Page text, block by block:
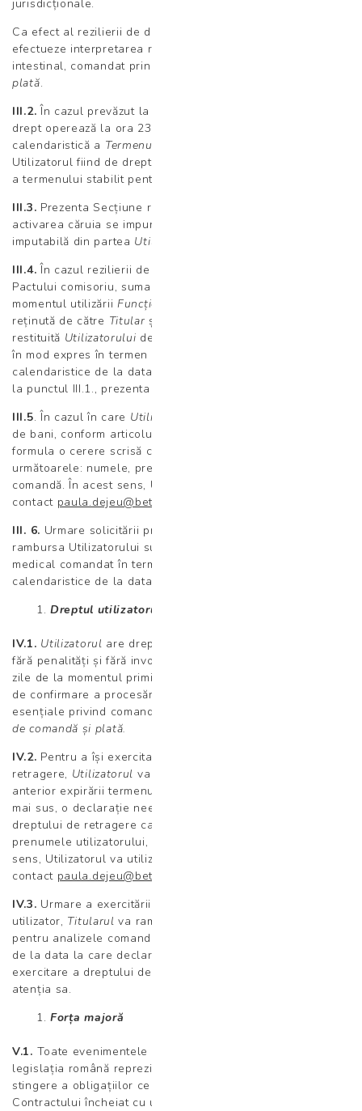
jurisdicționale.
Ca efect al rezilierii de drept, Titularul nu mai este tinut sa
efectueze interpretarea rezultatului analizei de Microbiom
intestinal, comandat prin utilizarea
plată.
III.2. În cazul prevăzut la art. III.1. de mai sus, rezilierea de
drept operează la ora 23:59 a celei de-a 3-a zi
calendaristică a Termenului de executare a Contactului
Utilizatorul fiind de drept în întârziere prin simpla împlinire
a termenului stabilit pentru executarea obligației.
III.3. Prezenta Secțiune reprezintă un Pact comisoriu pentru
activarea căruia se impune o neexecutare culpabilă,
imputabilă din partea Utilizatorului
III.4. În cazul rezilierii de drept a Contractului prin activarea
Pactului comisoriu, suma plătită de către Utilizator la
momentul utilizării Funcției de comandă și plată online
reținută de către Titular și nu va fi
restituită Utilizatorului decât dacă acesta solicită restituirea
în mod expres în termen de maximum 10 de zile
calendaristice de la data rezoluțiunii de drept menționată
la punctul III.1., prezenta constituind clauză penală.
III.5. În cazul în care Utilizatorul
de bani, conform articolului III.4. de mai sus, acesta va
formula o cerere scrisă care va conține cel puțin
următoarele: numele, prenumele utilizatorului, numărul de
comandă. În acest sens, Utilizatorul va utiliza adresa de
contact paula.dejeu@betania-centrumedical.ro
III. 6. Urmare solicitării prevăzute mai sus, Titularul va
rambursa Utilizatorului suma achitată pentru serviciul
medical comandat în termen de cel mult 30 zile
calendaristice de la data solicitarii.
Dreptul utilizatorului de a se retrage din Contract
IV.1. Utilizatorul are dreptul de a se retrage din Contract,
fără penalități și fără invocarea unui motiv, în termen de 3
zile de la momentul primirii de către utilizator a mesajului
de confirmare a procesării plății, împreună cu informații
esențiale privind comanda efectuată prin utilizarea
de comandă și plată.
IV.2. Pentru a își exercita dreptul de
retragere, Utilizatorul va transmite în atenția
anterior expirării termenului de 3 zile referit la punctul IV.1.
mai sus, o declarație neechivocă cu privire la exercitarea
dreptului de retragere care va conține cel puțin numele,
prenumele utilizatorului, numărul de comandă. În acest
sens, Utilizatorul va utiliza adresa de
contact paula.dejeu@betania-centrumedical.ro
IV.3. Urmare a exercitării dreptului de retragere de către
utilizator, Titularul va rambursa
pentru analizele comandate în termen de cel mult 30 zile
de la data la care declarația neechivocă a utilizatorului de
exercitare a dreptului de retragere a fost comunicată în
atenția sa.
Forța majoră
V.1. Toate evenimentele de forță majoră definite de
legislația română reprezintă un motiv de suspendare si
stingere a obligațiilor ce incumbă
Contractului încheiat cu utilizatorul cu privire la analizele